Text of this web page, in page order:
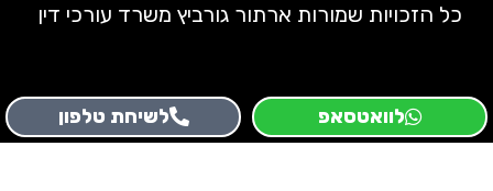
כל הזכויות שמורות ארתור גורביץ משרד עורכי דין
לוואטסאפ לשיחת טלפון